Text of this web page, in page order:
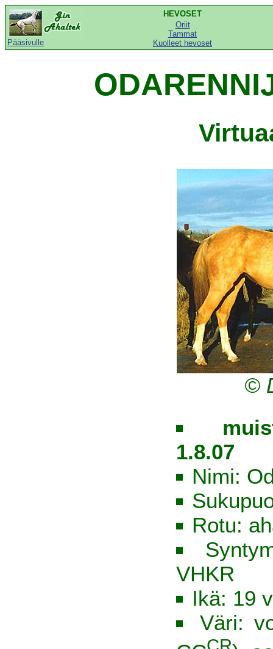
Pääsivulle
HEVOSET
Oriit
Tammat
Kuolleet hevoset
©
1.8.07
Nimi:
Rotu:
VHKR
Ikä: 19
Väri: